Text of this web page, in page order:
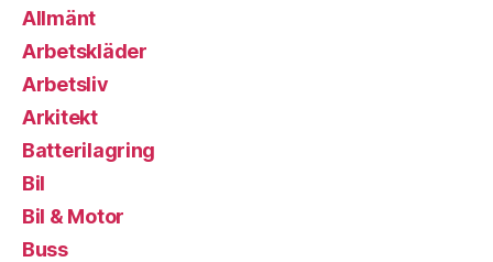
Allmänt
Arbetskläder
Arbetsliv
Arkitekt
Batterilagring
Bil
Bil & Motor
Buss